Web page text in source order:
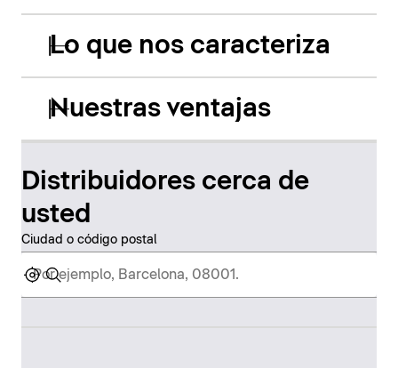
Lo que nos caracteriza
Nuestras ventajas
Distribuidores cerca de
usted
Ciudad o código postal